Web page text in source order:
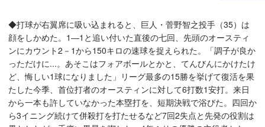
◆打球が右翼席に吸い込まれると、巨人・菅野智之投手（35）は
顔をしかめた。1―1と追い付いた直後の七回、先頭のオースティ
ンにカウント2－1から150キロの速球を捉えられた。「調子が良か
っただけに...。あそこはフォアボールとかと、てんびんにかけたけ
ど、悔しい1球になりました」リーグ最多の15勝を挙げて復活を果
たした今季、首位打者のオースティンに対して6打数1安打。来日
から一本も許していなかった本塁打を、短期決戦で浴びた。四回か
ら3イニング続けて併殺打を打たせるなど7回2失点と先発の役割は